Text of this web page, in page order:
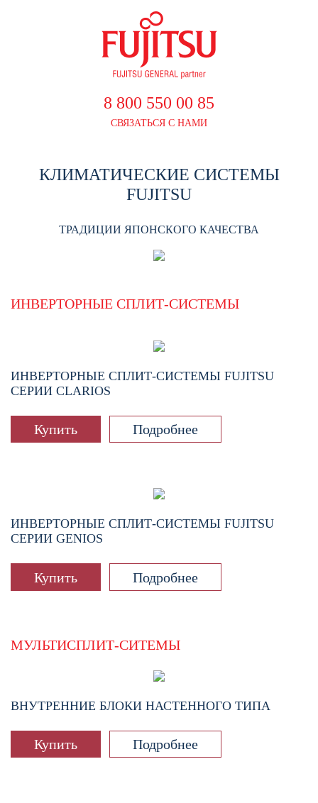
8 800 550 00 85
СВЯЗАТЬСЯ С НАМИ
КЛИМАТИЧЕСКИЕ СИСТЕМЫ
FUJITSU
ТРАДИЦИИ ЯПОНСКОГО КАЧЕСТВА
ИНВЕРТОРНЫЕ СПЛИТ-СИСТЕМЫ
ИНВЕРТОРНЫЕ СПЛИТ-СИСТЕМЫ FUJITSU
СЕРИИ CLARIOS
Купить Подробнее
ИНВЕРТОРНЫЕ СПЛИТ-СИСТЕМЫ FUJITSU
СЕРИИ GENIOS
Купить Подробнее
МУЛЬТИСПЛИТ-СИТЕМЫ
ВНУТРЕННИЕ БЛОКИ НАСТЕННОГО ТИПА
Купить Подробнее